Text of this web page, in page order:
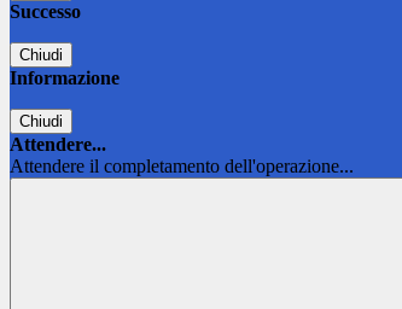
Successo
Chiudi
Informazione
Chiudi
Attendere...
Attendere il completamento dell'operazione...